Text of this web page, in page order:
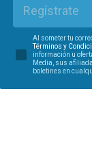
Regístrate
Al someter tu
Términos y
información u
Media, sus
boletines en